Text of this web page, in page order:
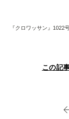
『クロワッサン』1022
この記